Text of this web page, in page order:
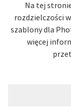
Na tej
rozdzielczości
szablony dla
więcej